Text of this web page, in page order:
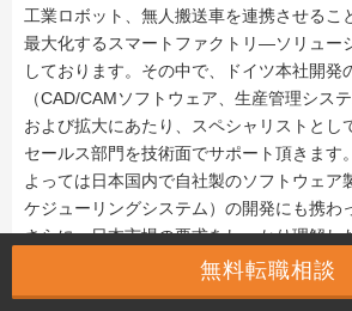
工業ロボット、無人搬送車を連携させるこ
最大化するスマートファクトリ―ソリュー
しております。その中で、ドイツ本社開発
（CAD/CAMソフトウェア、生産管理シス
および拡大にあたり、スペシャリストとし
セールス部門を技術面でサポート頂きます
よっては日本国内で自社製のソフトウェア
ケジューリングシステム）の開発にも携わ
さらに、日本市場の要求をしっかり理解し
イツ本社と連携しながらより日本市場にフ
無料転職相談